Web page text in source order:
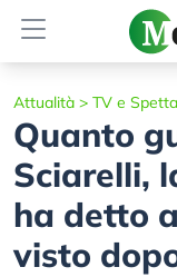
Attualità > TV e
Quanto
Sciarelli,
ha detto
visto